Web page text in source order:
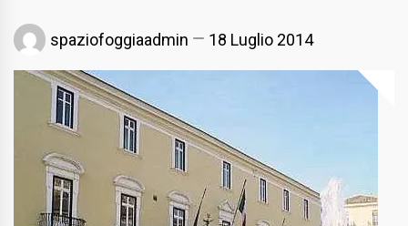
spaziofoggiaadmin 18 Luglio 2014